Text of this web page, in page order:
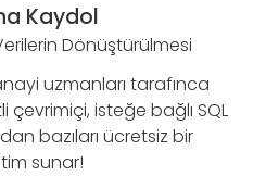
Kaydol
uzmanları tarafınca
isteğe bağlı SQL
bazıları ücretsiz bir
sunar!